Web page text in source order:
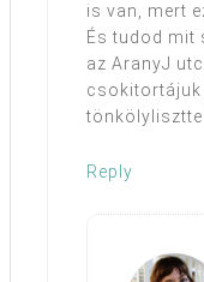
is van, mert
És tudod mit
az AranyJ
Reply